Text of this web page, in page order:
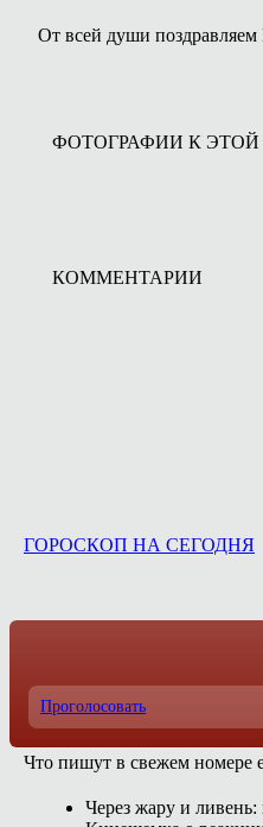
От всей души
ФОТОГРАФИИ К
КОММЕНТАРИИ
ГОРОСКОП НА СЕГОДНЯ
Проголосовать
Что пишут в свежем номере
Через жару и